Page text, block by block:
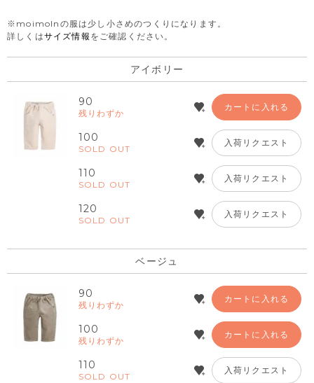
※moimolnの服は少し小さめのつくりになります。
詳しくはサイズ情報 をご確認ください。
アイボリー
90
残りわずか
カートに入れる
100
SOLD OUT
入荷リクエスト
110
SOLD OUT
入荷リクエスト
120
SOLD OUT
入荷リクエスト
ベージュ
90
残りわずか
カートに入れる
100
残りわずか
カートに入れる
110
SOLD OUT
入荷リクエスト